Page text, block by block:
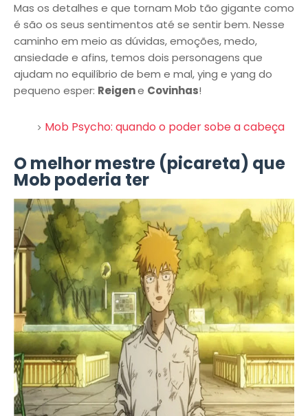
Mas os detalhes e que tornam Mob tão gigante como
é são os seus sentimentos até se sentir bem. Nesse
caminho em meio as dúvidas, emoções, medo,
ansiedade e afins, temos dois personagens que
ajudam no equilíbrio de bem e mal, ying e yang do
pequeno esper: Reigene Covinhas!
Mob Psycho: quando o poder sobe a cabeça
O melhor mestre (picareta) que
Mob poderia ter